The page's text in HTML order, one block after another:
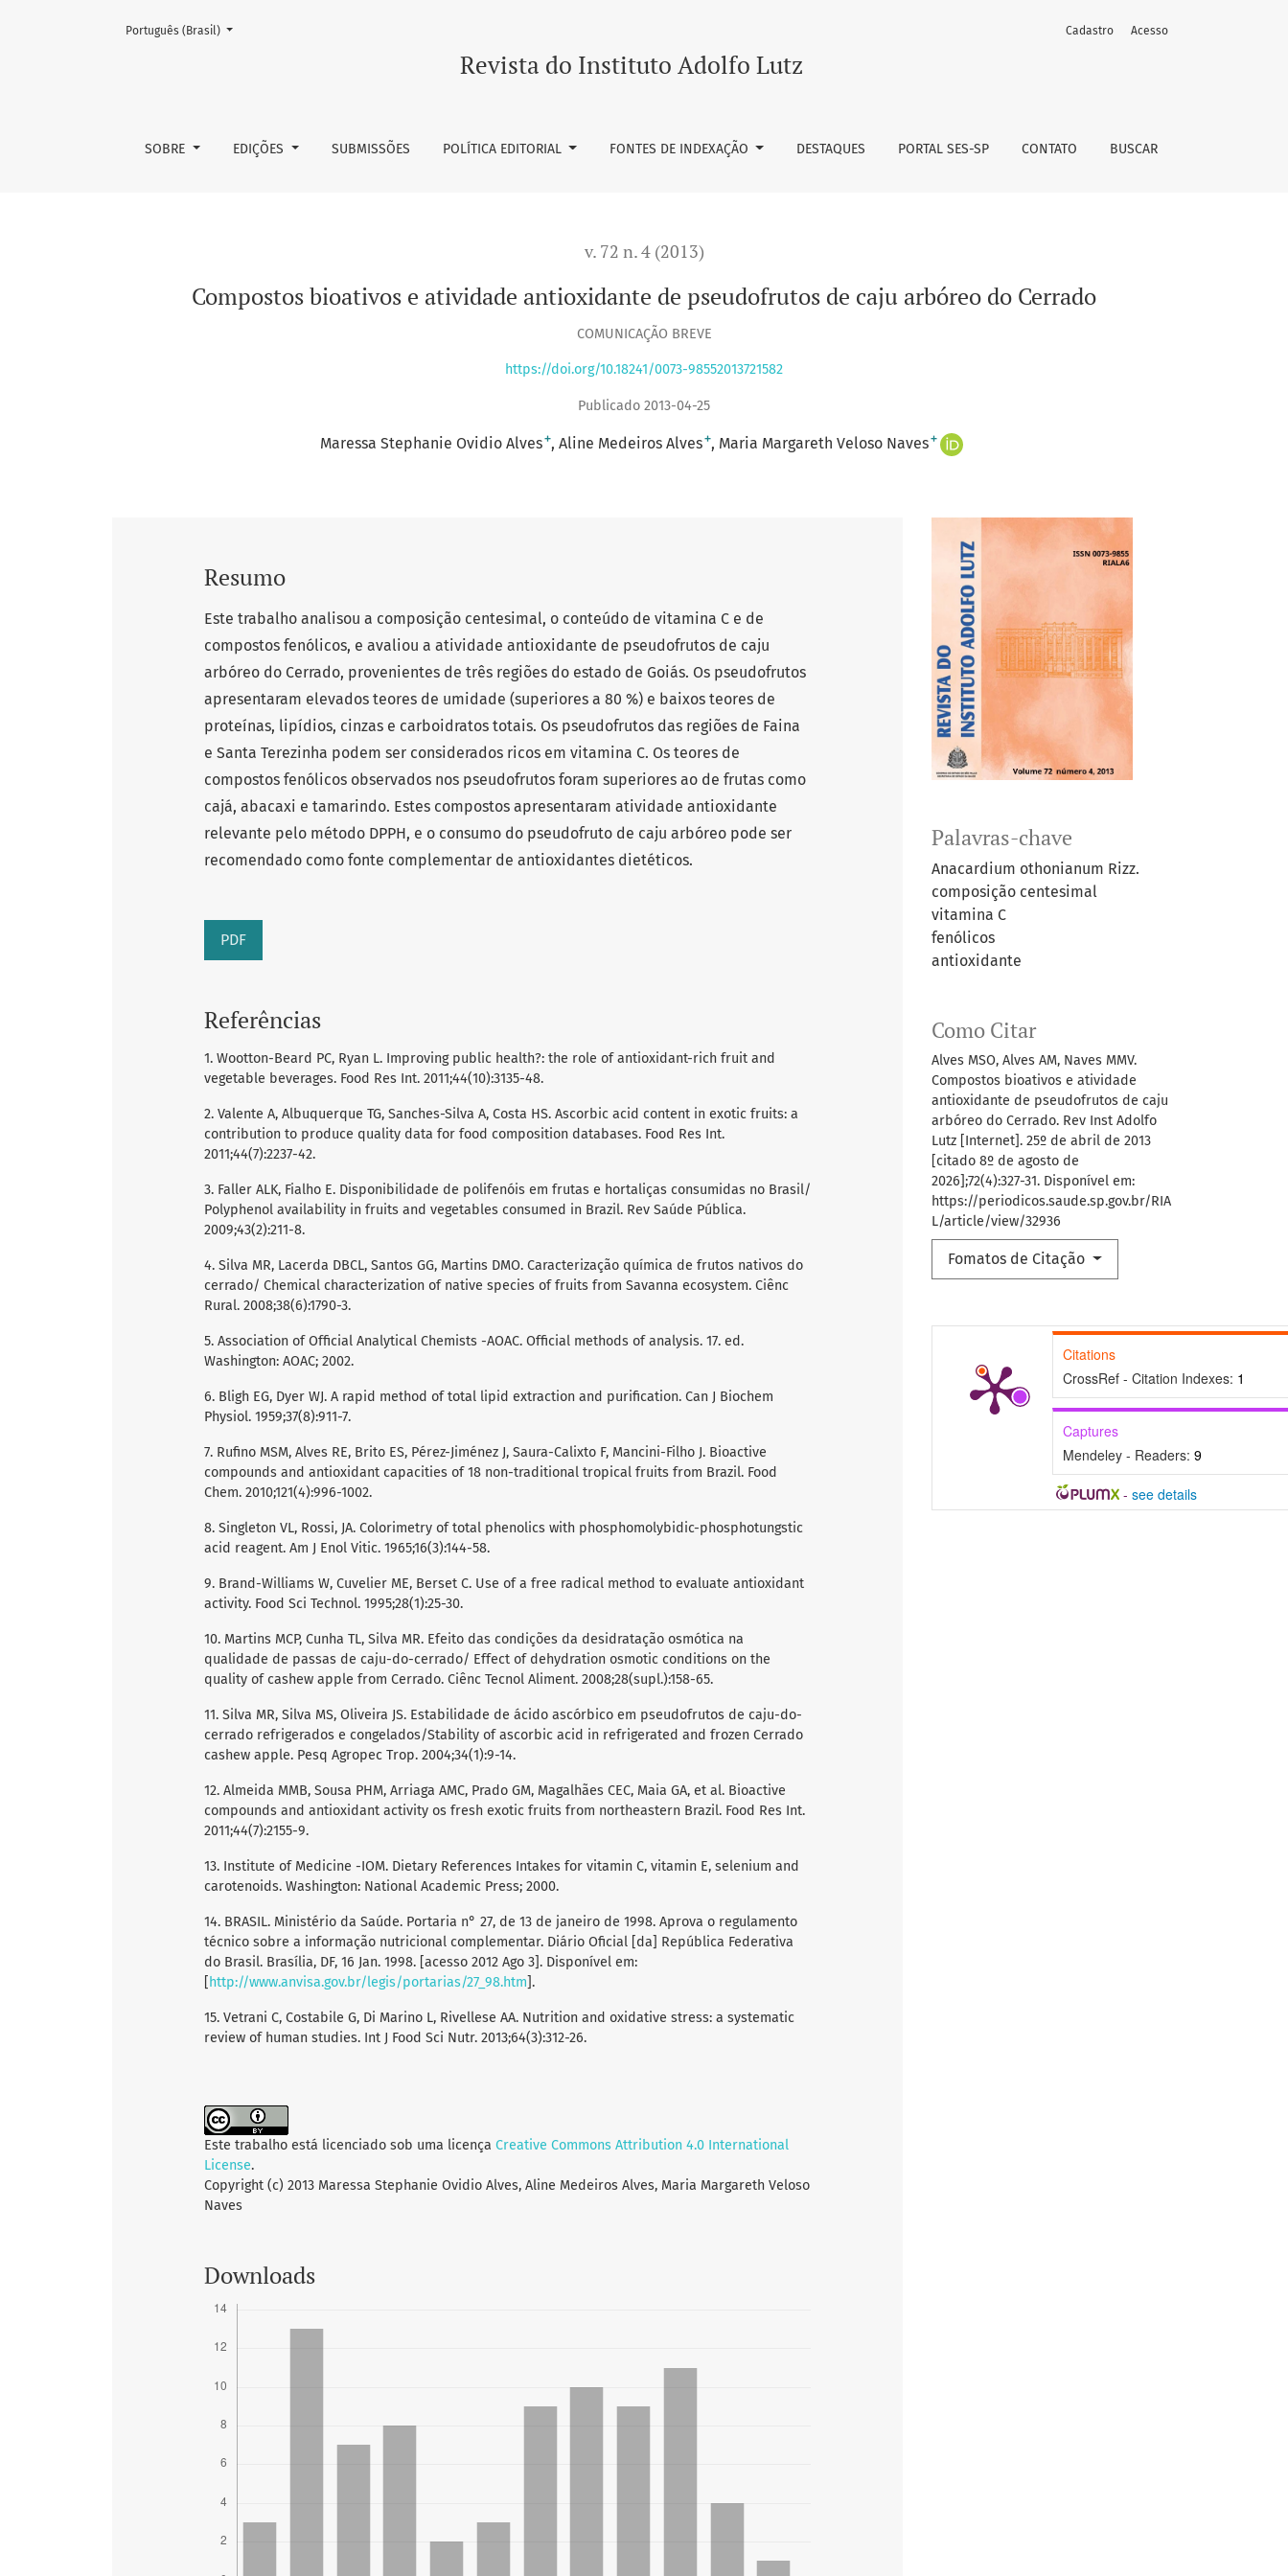
Compostos bioativos e atividade antioxidante de pseudofrutos de caju arbóreo do Cerrado
Revista do Instituto Adolfo Lutz
SOBRE EDIÇÕES SUBMISSÕES POLÍTICA EDITORIAL FONTES DE INDEXAÇÃO DESTAQUES PORTAL SES-SP CONTATO BUSCAR
Cadastro Acesso
Mudar o idioma. O atual é:
Português (Brasil)
v. 72 n. 4 (2013)
Compostos bioativos e atividade antioxidante de pseudofrutos de caju arbóreo do Cerrado
COMUNICAÇÃO BREVE
https://doi.org/10.18241/0073-98552013721582
Publicado 2013-04-25
Maressa Stephanie Ovidio Alves+ Aline Medeiros Alves+ Maria Margareth Veloso Naves+
Palavras-chave
Anacardium othonianum Rizz.
composição centesimal
vitamina C
fenólicos
antioxidante
Como Citar
Alves MSO, Alves AM, Naves MMV.
Compostos bioativos e atividade
antioxidante de pseudofrutos de caju
arbóreo do Cerrado. Rev Inst Adolfo
Lutz [Internet]. 25º de abril de 2013
[citado 8º de agosto de
2026];72(4):327-31. Disponível em:
https://periodicos.saude.sp.gov.br/RIA
L/article/view/32936
Fomatos de Citação
Citations
CrossRef - Citation Indexes: 1
Captures
Mendeley - Readers: 9
- see details
Resumo
Este trabalho analisou a composição centesimal, o conteúdo de vitamina C e de
compostos fenólicos, e avaliou a atividade antioxidante de pseudofrutos de caju
arbóreo do Cerrado, provenientes de três regiões do estado de Goiás. Os pseudofrutos
apresentaram elevados teores de umidade (superiores a 80 %) e baixos teores de
proteínas, lipídios, cinzas e carboidratos totais. Os pseudofrutos das regiões de Faina
e Santa Terezinha podem ser considerados ricos em vitamina C. Os teores de
compostos fenólicos observados nos pseudofrutos foram superiores ao de frutas como
cajá, abacaxi e tamarindo. Estes compostos apresentaram atividade antioxidante
relevante pelo método DPPH, e o consumo do pseudofruto de caju arbóreo pode ser
recomendado como fonte complementar de antioxidantes dietéticos.
PDF
Referências
1. Wootton-Beard PC, Ryan L. Improving public health?: the role of antioxidant-rich fruit and
vegetable beverages. Food Res Int. 2011;44(10):3135-48.
2. Valente A, Albuquerque TG, Sanches-Silva A, Costa HS. Ascorbic acid content in exotic fruits: a
contribution to produce quality data for food composition databases. Food Res Int.
2011;44(7):2237-42.
3. Faller ALK, Fialho E. Disponibilidade de polifenóis em frutas e hortaliças consumidas no Brasil/
Polyphenol availability in fruits and vegetables consumed in Brazil. Rev Saúde Pública.
2009;43(2):211-8.
4. Silva MR, Lacerda DBCL, Santos GG, Martins DMO. Caracterização química de frutos nativos do
cerrado/ Chemical characterization of native species of fruits from Savanna ecosystem. Ciênc
Rural. 2008;38(6):1790-3.
5. Association of Official Analytical Chemists -AOAC. Official methods of analysis. 17. ed.
Washington: AOAC; 2002.
6. Bligh EG, Dyer WJ. A rapid method of total lipid extraction and purification. Can J Biochem
Physiol. 1959;37(8):911-7.
7. Rufino MSM, Alves RE, Brito ES, Pérez-Jiménez J, Saura-Calixto F, Mancini-Filho J. Bioactive
compounds and antioxidant capacities of 18 non-traditional tropical fruits from Brazil. Food
Chem. 2010;121(4):996-1002.
8. Singleton VL, Rossi, JA. Colorimetry of total phenolics with phosphomolybidic-phosphotungstic
acid reagent. Am J Enol Vitic. 1965;16(3):144-58.
9. Brand-Williams W, Cuvelier ME, Berset C. Use of a free radical method to evaluate antioxidant
activity. Food Sci Technol. 1995;28(1):25-30.
10. Martins MCP, Cunha TL, Silva MR. Efeito das condições da desidratação osmótica na
qualidade de passas de caju-do-cerrado/ Effect of dehydration osmotic conditions on the
quality of cashew apple from Cerrado. Ciênc Tecnol Aliment. 2008;28(supl.):158-65.
11. Silva MR, Silva MS, Oliveira JS. Estabilidade de ácido ascórbico em pseudofrutos de caju-do-
cerrado refrigerados e congelados/Stability of ascorbic acid in refrigerated and frozen Cerrado
cashew apple. Pesq Agropec Trop. 2004;34(1):9-14.
12. Almeida MMB, Sousa PHM, Arriaga AMC, Prado GM, Magalhães CEC, Maia GA, et al. Bioactive
compounds and antioxidant activity os fresh exotic fruits from northeastern Brazil. Food Res Int.
2011;44(7):2155-9.
13. Institute of Medicine -IOM. Dietary References Intakes for vitamin C, vitamin E, selenium and
carotenoids. Washington: National Academic Press; 2000.
14. BRASIL. Ministério da Saúde. Portaria n° 27, de 13 de janeiro de 1998. Aprova o regulamento
técnico sobre a informação nutricional complementar. Diário Oficial [da] República Federativa
do Brasil. Brasília, DF, 16 Jan. 1998. [acesso 2012 Ago 3]. Disponível em:
[http://www.anvisa.gov.br/legis/portarias/27_98.htm].
15. Vetrani C, Costabile G, Di Marino L, Rivellese AA. Nutrition and oxidative stress: a systematic
review of human studies. Int J Food Sci Nutr. 2013;64(3):312-26.
Este trabalho está licenciado sob uma licença Creative Commons Attribution 4.0 International
License.
Copyright (c) 2013 Maressa Stephanie Ovidio Alves, Aline Medeiros Alves, Maria Margareth Veloso
Naves
Downloads